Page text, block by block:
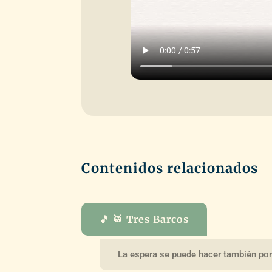
Contenidos relacionados
🎵 🥁 Tres Barcos
La espera se puede hacer también